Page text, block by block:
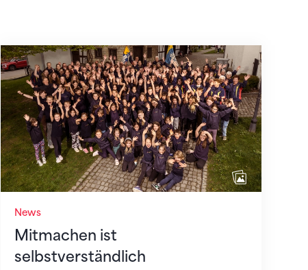
News
Mitmachen ist
selbstverständlich
Mitmachen ist selbstverständlich